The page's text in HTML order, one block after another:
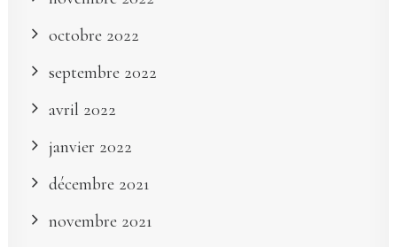
octobre 2022
septembre 2022
avril 2022
janvier 2022
décembre 2021
novembre 2021